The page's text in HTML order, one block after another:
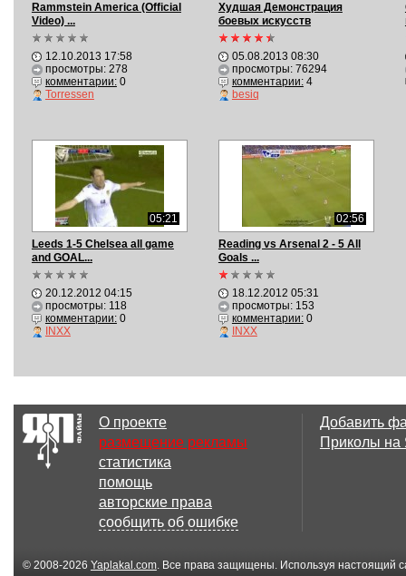
Rammstein America (Official
Video) ...
12.10.2013 17:58
просмотры: 278
комментарии:0
Torressen
Худшая Демонстрация
боевых искусств
05.08.2013 08:30
просмотры: 76294
комментарии:4
besiq
05:21
Leeds 1-5 Chelsea all game
and GOAL...
20.12.2012 04:15
просмотры: 118
комментарии:0
INXX
02:56
Reading vs Arsenal 2 - 5 All
Goals ...
18.12.2012 05:31
просмотры: 153
комментарии:0
INXX
О проекте
размещение рекламы
статистика
помощь
авторские права
сообщить об ошибке
Добавить
Приколы
© 2008-2026 Yaplakal.com. Все права защищены. Используя настоящий